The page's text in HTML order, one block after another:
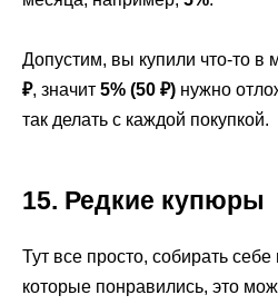
Допустим, вы купили что-то в
₽, значит 5% (50 ₽) нужно
так делать с каждой покупкой.
15. Редкие купюры
Тут все просто, собирать
которые понравились, это